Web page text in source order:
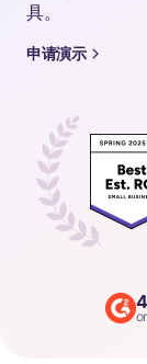
具。
申请演示